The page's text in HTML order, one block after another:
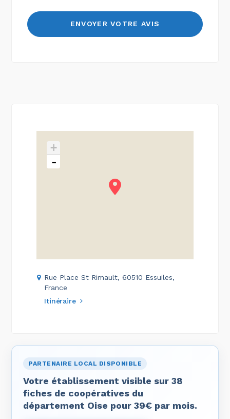
+
-
Rue Place St Rimault, 60510 Essuiles,
France
Itinéraire
PARTENAIRE LOCAL DISPONIBLE
Votre établissement visible sur 38
fiches de coopératives du
département Oise pour 39€ par mois.